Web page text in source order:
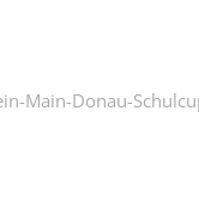
Main-Donau-